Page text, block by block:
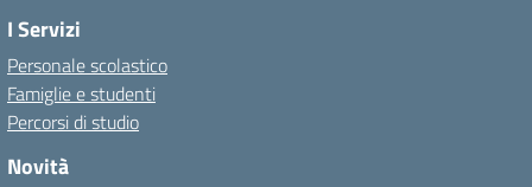
I Servizi
Personale scolastico
Famiglie e studenti
Percorsi di studio
Novità